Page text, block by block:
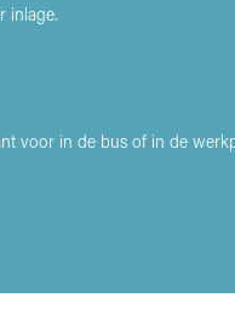
inlage.
voor in de bus of in de